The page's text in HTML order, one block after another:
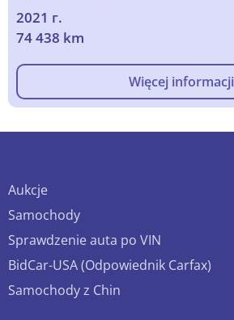
2021 г.
74 438 km
Więcej informacji
Aukcje
Samochody
Sprawdzenie auta po VIN
BidCar-USA (Odpowiednik Carfax)
Samochody z Chin